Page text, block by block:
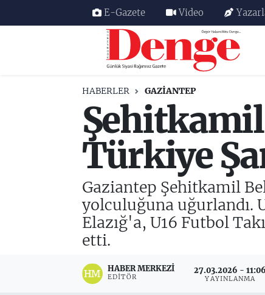
E-Gazete Video
HABERLER GAZIANTEP
Türkiye
Gaziantep Şehitkamil
yolculuğuna uğurlandı.
Elazığ'a, U16 Futbol
etti.
HABER MERKEZI
EDITÖR
27.03.2026 - 11:06
YAYINLANMA
Nöbetçi Eczaneler
Trafik Durumu
Süper Lig Puan Durumu ve Fikstür
Tüm Manşetler
Son Dakika Haberleri
Haber Arşivi